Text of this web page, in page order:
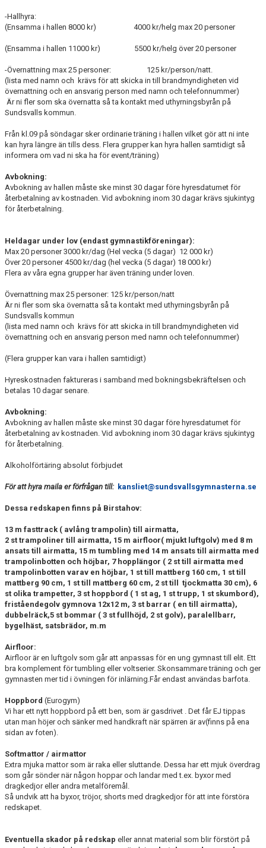
-Hallhyra:
(Ensamma i hallen 8000 kr) 4000 kr/helg max 20 personer
(Ensamma i hallen 11000 kr) 5500 kr/helg över 20 personer
-Övernattning max 25 personer: 125 kr/person/natt.
(lista med namn och krävs för att skicka in till brandmyndigheten vid
övernattning och en ansvarig person med namn och telefonnummer)
Är ni fler som ska övernatta så ta kontakt med uthyrningsbyrån på
Sundsvalls kommun.
Från kl.09 på söndagar sker ordinarie träning i hallen vilket gör att ni inte
kan hyra längre än tills dess. Flera grupper kan hyra hallen samtidigt så
informera om vad ni ska ha för event/träning)
Avbokning:
Avbokning av hallen måste ske minst 30 dagar före hyresdatumet för
återbetalning av kostnaden. Vid avbokning inom 30 dagar krävs sjukintyg
för återbetalning.
Heldagar under lov (endast gymnastikföreningar):
Max 20 personer 3000 kr/dag (Hel vecka (5 dagar) 12 000 kr)
Över 20 personer 4500 kr/dag (hel vecka (5 dagar) 18 000 kr)
Flera av våra egna grupper har även träning under loven.
Övernattning max 25 personer: 125 kr/person/natt
Är ni fler som ska övernatta så ta kontakt med uthyrningsbyrån på
Sundsvalls kommun
(lista med namn och krävs för att skicka in till brandmyndigheten vid
övernattning och en ansvarig person med namn och telefonnummer)
(Flera grupper kan vara i hallen samtidigt)
Hyreskostnaden faktureras i samband med bokningsbekräftelsen och
betalas 10 dagar senare.
Avbokning:
Avbokning av hallen måste ske minst 30 dagar före hyresdatumet för
återbetalning av kostnaden. Vid avbokning inom 30 dagar krävs sjukintyg
för återbetalning.
Alkoholförtäring absolut förbjudet
För att hyra maila er förfrågan till: kansliet@sundsvallsgymnasterna.se
Dessa redskapen finns på Birstahov:
13 m fasttrack ( avlång trampolin) till airmatta,
2 st trampoliner till airmatta, 15 m airfloor( mjukt luftgolv) med 8 m
ansats till airmatta, 15 m tumbling med 14 m ansats till airmatta med
trampolinbotten och höjbar, 7 hopplängor ( 2 st till airmatta med
trampolinbotten varav en höjbar, 1 st till mattberg 160 cm, 1 st till
mattberg 90 cm, 1 st till mattberg 60 cm, 2 st till tjockmatta 30 cm), 6
st olika trampetter, 3 st hoppbord ( 1 st ag, 1 st trupp, 1 st skumbord),
friståendegolv gymnova 12x12 m, 3 st barrar ( en till airmatta),
dubbelräck,5 st bommar ( 3 st fullhöjd, 2 st golv), paralellbarr,
bygelhäst, satsbrädor, m.m
Airfloor:
Airfloor är en luftgolv som går att anpassas för en ung gymnast till elit. Ett
bra komplement för tumbling eller voltserier. Skonsammare träning och ger
gymnasten mer tid i övningen för inlärning.Får endast användas barfota.
Hoppbord (Eurogym)
Vi har ett nytt hoppbord på ett ben, som är gasdrivet . Det får EJ tippas
utan man höjer och sänker med handkraft när spärren är av(finns på ena
sidan av foten).
Softmattor / airmattor
Extra mjuka mattor som är raka eller sluttande. Dessa har ett mjuk överdrag
som går sönder när någon hoppar och landar med t.ex. byxor med
dragkedjor eller andra metalföremål.
Så undvik att ha byxor, tröjor, shorts med dragkedjor för att inte förstöra
redskapet.
Eventuella skador på redskap eller annat material som blir förstört på